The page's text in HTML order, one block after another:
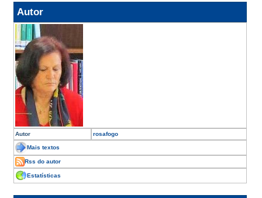
Autor
Autor rosafogo
Mais textos
Rss do autor
Estatísticas